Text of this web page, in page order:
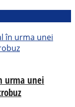
urma unei